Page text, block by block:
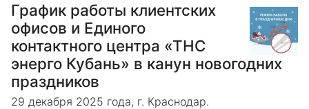
График работы клиентских
офисов и Единого
контактного центра «ТНС
энерго Кубань» в канун новогодних
праздников
29 декабря 2025 года, г. Краснодар.